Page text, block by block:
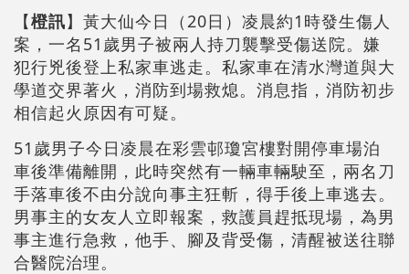
【橙訊】黃大仙今日（20日）凌晨約1時發生傷人
案，一名51歲男子被兩人持刀襲擊受傷送院。嫌
犯行兇後登上私家車逃走。私家車在清水灣道與大
學道交界著火，消防到場救熄。消息指，消防初步
相信起火原因有可疑。
51歲男子今日凌晨在彩雲邨瓊宮樓對開停車場泊
車後準備離開，此時突然有一輛車輛駛至，兩名刀
手落車後不由分說向事主狂斬，得手後上車逃去。
男事主的女友人立即報案，救護員趕抵現場，為男
事主進行急救，他手、腳及背受傷，清醒被送往聯
合醫院治理。